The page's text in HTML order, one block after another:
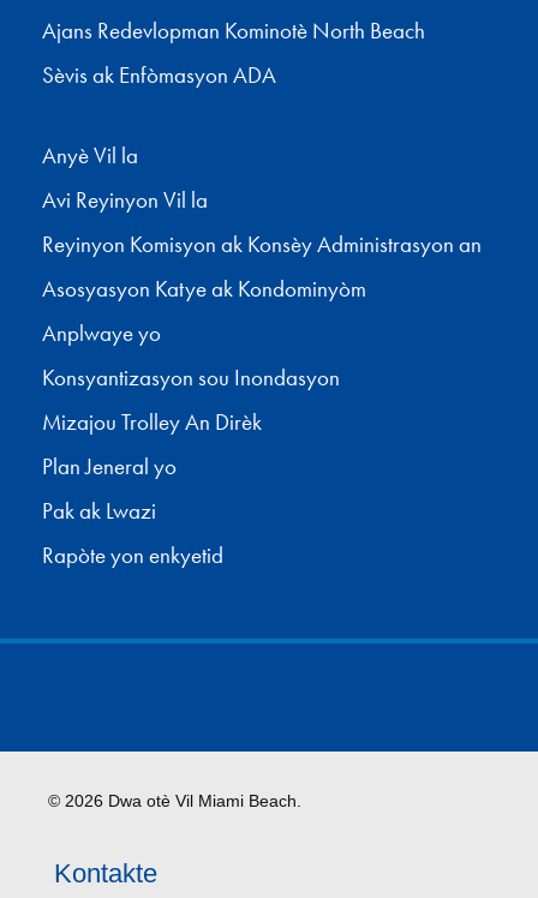
Ajans Redevlopman Kominotè North Beach
Sèvis ak Enfòmasyon ADA
Anyè Vil la
Avi Reyinyon Vil la
Reyinyon Komisyon ak Konsèy Administrasyon an
Asosyasyon Katye ak Kondominyòm
Anplwaye yo
Konsyantizasyon sou Inondasyon
Mizajou Trolley An Dirèk
Plan Jeneral yo
Pak ak Lwazi
Rapòte yon enkyetid
© 2026 Dwa otè Vil Miami Beach.
Kontakte